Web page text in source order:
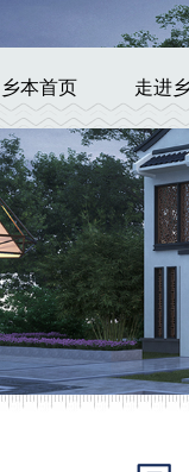
乡本首页 走进